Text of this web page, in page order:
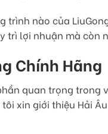
nào của
lợi nhuận mà còn
Chính Hãng
quan trọng trong
xin giới thiệu Hải